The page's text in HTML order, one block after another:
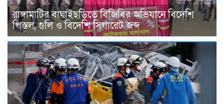
রাঙ্গামাটির বাঘাইছড়িতে বিজিবির অভিযানে বিদেশি
পিস্তল, গুলি ও বিদেশি সিগারেট জব্দ